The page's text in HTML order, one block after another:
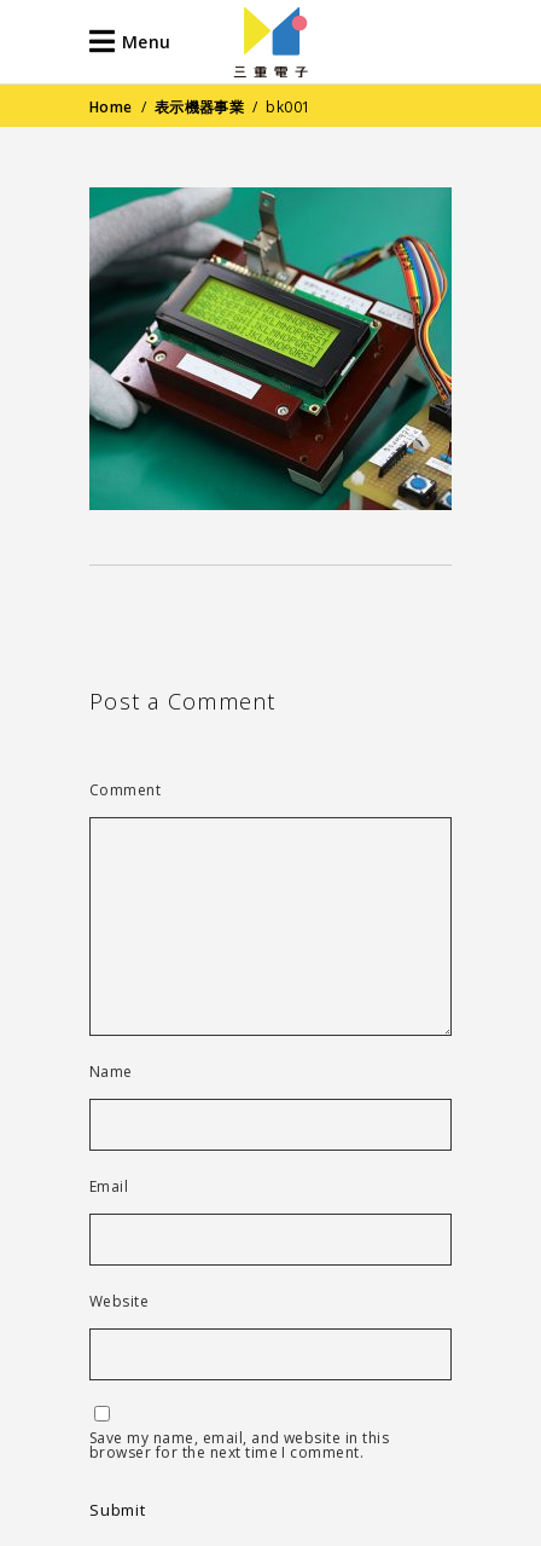
Menu
Home / 表示機器事業 /bk001
Post a Comment
Comment
Name
Email
Website
Save my name, email, and website in this
browser for the next time I comment.